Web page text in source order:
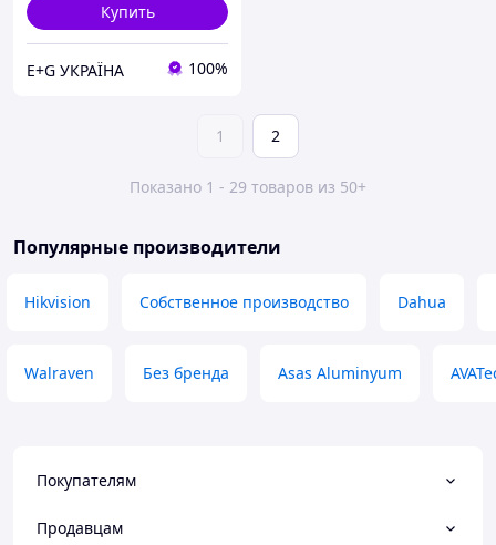
Купить
E+G УКРАЇНА 100%
1 2
Показано 1 - 29 товаров из 50+
Популярные производители
Hikvision Собственное производство Dahua
Walraven Без бренда Asas Aluminyum
Покупателям
Продавцам